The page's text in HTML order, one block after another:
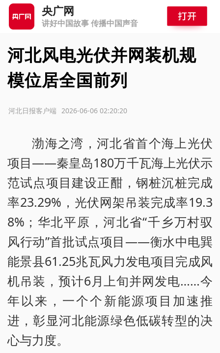
央广网
讲好中国故事 传播中国声音
河北风电光伏并网装机规
模位居全国前列
2026-06-06 02:20:20
河北日报客户端
渤海之湾，河北省首个海上光伏
项目——秦皇岛180万千瓦海上光伏示
范试点项目建设正酣，钢桩沉桩完成
率23.29%，光伏网架吊装完成率19.3
8%；华北平原，河北省“千乡万村驭
风行动”首批试点项目——衡水中电巽
能景县61.25兆瓦风力发电项目完成风
机吊装，预计6月上旬并网发电……今
年以来，一个个新能源项目加速推
进，彰显河北能源绿色低碳转型的决
心与力度。